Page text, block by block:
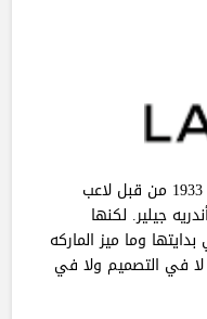
في تروا بفرنسا عام 1933 من قبل لاعب
جيلير. لكنها
وما ميز الماركه
في التصميم ولا في